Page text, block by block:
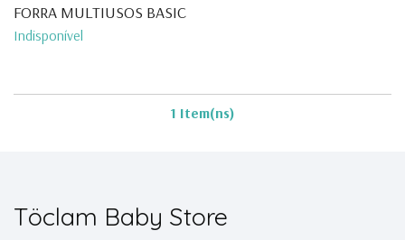
FORRA MULTIUSOS BASIC CINZE...
Indisponível
1 Item(ns)
Töclam Baby Store